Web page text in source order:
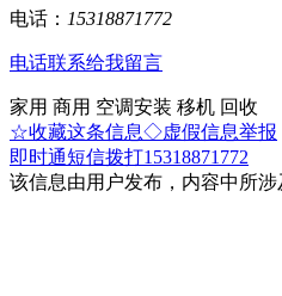
电话： 15318871772
电话联系给我留言
家用 商用 空调安装 移机 回收
☆收藏这条信息◇虚假信息举报
即时通短信拨打15318871772
该信息由用户发布，内容中所